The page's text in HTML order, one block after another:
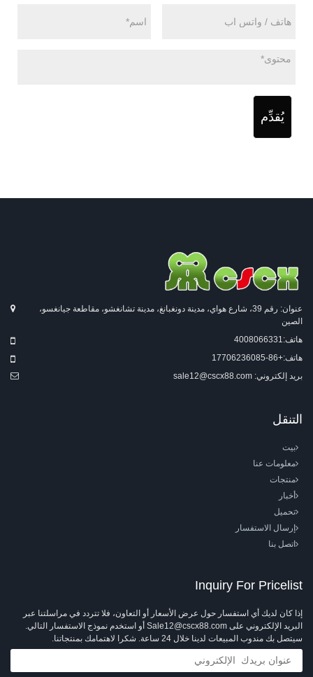
يُقدِّم
عنوان: رقم 39، شارع هواي، مدينة دونغبانغ، مدينة تشانغشو، مقاطعة جيانغسو،
الصين
هاتف:4008066331
هاتف:+86-17706236085
بريد إلكتروني: sale12@cscx88.com
التنقل
بيت
معلومات عنا
منتجات
أخبار
تحميل
إرسال الاستفسار
اتصل بنا
Inquiry For Pricelist
إذا كان لديك أي استفسار حول عرض الأسعار أو التعاون، فلا تتردد في مراسلتنا عبر
البريد الإلكتروني على Sale12@cscx88.com أو استخدم نموذج الاستفسار التالي.
سيتصل بك مندوب المبيعات لدينا خلال 24 ساعة. شكرا لاهتمامك بمنتجاتنا.